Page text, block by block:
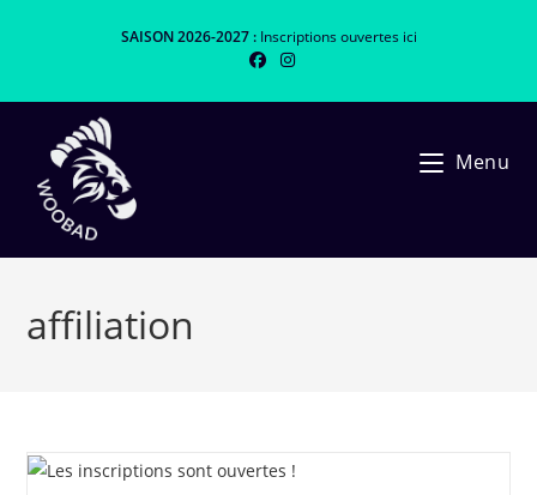
SAISON 2026-2027 :Inscriptions ouvertes ici
Menu
affiliation